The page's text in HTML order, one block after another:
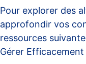
Pour explorer des
approfondir vos
ressources
Gérer